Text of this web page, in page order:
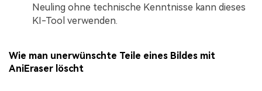
Neuling ohne technische Kenntnisse kann dieses
KI-Tool verwenden.
Wie man unerwünschte Teile eines Bildes mit
AniEraser löscht